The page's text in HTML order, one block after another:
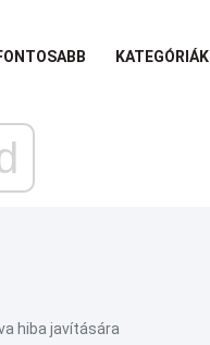
KATEGÓRIÁK
hiba javítására